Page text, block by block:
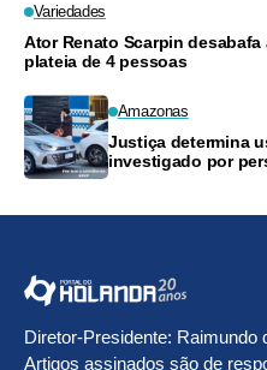
Variedades
Ator Renato Scarpin
plateia de 4 pessoas
Amazonas
Justiça determina
investigado por
Diretor-Presidente: Raimundo
Artigos assinados são de